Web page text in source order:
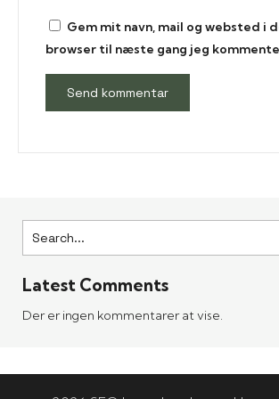
Gem mit navn, mail og websted i
browser til næste gang jeg
Latest Comments
Der er ingen kommentarer at vise.